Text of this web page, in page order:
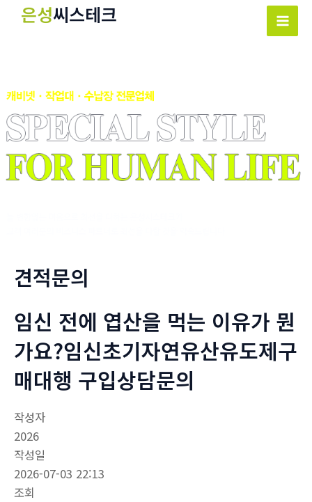
너
뛰
기
은성씨스테크
Main
견적문의
임신 전에 엽산을 먹는 이유가 뭔
가요?임신초기자연유산유도제구
매대행 구입상담문의
작성자
2026
작성일
2026-07-03 22:13
조회